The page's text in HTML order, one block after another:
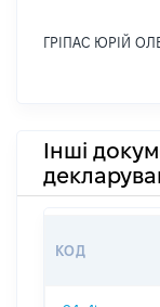
ГРІПАС ЮРІЙ
Інші
КОД